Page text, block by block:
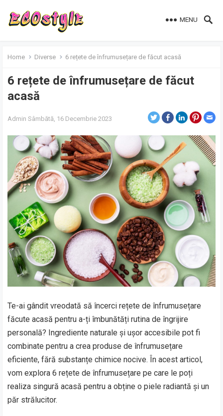
MENU
Home Diverse 6 rețete de înfrumusețare de făcut acasă
6 rețete de înfrumusețare de făcut
acasă
Admin Sâmbătă, 16 Decembrie 2023
Te-ai gândit vreodată să încerci rețete de înfrumusețare
făcute acasă pentru a-ți îmbunătăți rutina de îngrijire
personală? Ingrediente naturale și ușor accesibile pot fi
combinate pentru a crea produse de înfrumusețare
eficiente, fără substanțe chimice nocive. În acest articol,
vom explora 6 rețete de înfrumusețare pe care le poți
realiza singură acasă pentru a obține o piele radiantă și un
păr strălucitor.